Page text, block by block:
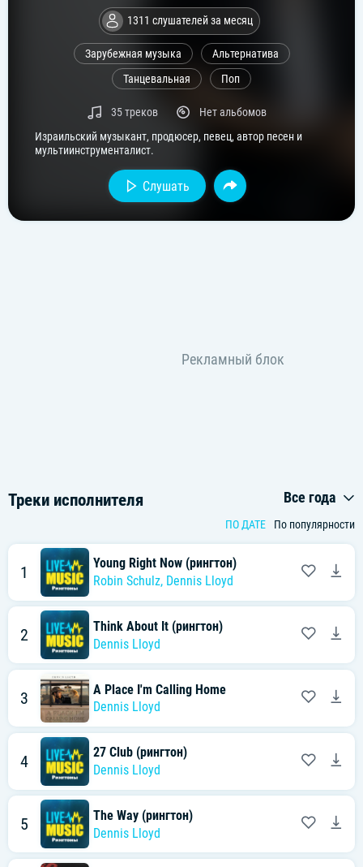
1311 слушателей за месяц
Зарубежная музыка
Альтернатива
Танцевальная
Поп
35 треков
Нет альбомов
Израильский музыкант, продюсер, певец, автор песен и
мультиинструменталист.
Слушать
Треки исполнителя Все года
ПО ДАТЕ По популярности
1
Young Right Now (рингтон)
Robin Schulz, Dennis Lloyd
2
Think About It (рингтон)
Dennis Lloyd
3
A Place I'm Calling Home
Dennis Lloyd
4
27 Club (рингтон)
Dennis Lloyd
5
The Way (рингтон)
Dennis Lloyd